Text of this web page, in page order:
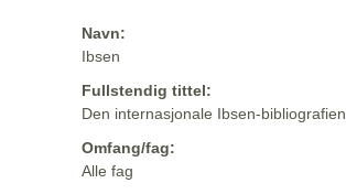
Navn:
Ibsen
Fullstendig tittel:
Den internasjonale Ibsen-bibliografien
Omfang/fag:
Alle fag